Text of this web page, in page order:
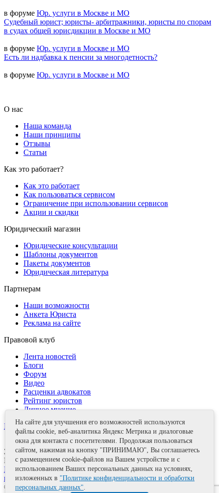
в форуме Юр. услуги в Москве и МО
Судебный юрист; юристы- арбитражники, юристы по спорам
в судах общей юрисдикции в Москве и МО
в форуме Юр. услуги в Москве и МО
Есть ли надбавка к пенсии за многодетность?
в форуме Юр. услуги в Москве и МО
О нас
Наша команда
Наши принципы
Отзывы
Статьи
Как это работает?
Как это работает
Как пользоваться сервисом
Ограничение при использовании сервисов
Акции и скидки
Юридический магазин
Юридические консультации
Шаблоны документов
Пакеты документов
Юридическая литература
Партнерам
Наши возможности
Анкета Юриста
Реклама на сайте
Правовой клуб
Лента новостей
Блоги
Форум
Видео
Расценки адвокатов
Рейтинг юристов
Личное мнение
Контакты
Задать вопрос
Поделиться
Политика информационной безопасности Правила
использования материалов
© 2011—2026 А.Е. Мишушин
На сайте для улучшения его возможностей используются
файлы cookie, веб-аналитика Яндекс Метрика и диалоговые
окна для контакта с посетителями. Продолжая пользоваться
сайтом, нажимая на кнопку "ПРИНИМАЮ", Вы соглашаетесь
с размещением cookie-файлов на Вашем устройстве и с
использованием Ваших персональных данных на условиях,
изложенных в "Политике конфиденциальности и обработки
персональных данных".